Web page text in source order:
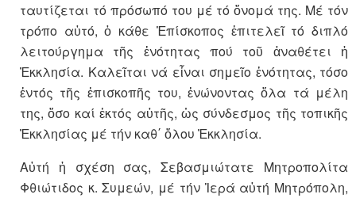
ταυτίζεται τό πρόσωπό του μέ τό ὄνομά της. Μέ τόν
τρόπο αὐτό, ὁ κάθε Ἐπίσκοπος ἐπιτελεῖ τό διπλό
λειτούργημα τῆς ἑνότητας πού τοῦ ἀναθέτει ἡ
Ἐκκλησία. Καλεῖται νά εἶναι σημεῖο ἑνότητας, τόσο
ἐντός τῆς ἐπισκοπῆς του, ἑνώνοντας ὅλα τά μέλη
της, ὅσο καί ἐκτός αὐτῆς, ὡς σύνδεσμος τῆς τοπικῆς
Ἐκκλησίας μέ τήν καθ΄ ὅλου Ἐκκλησία.
Αὐτή ἡ σχέση σας, Σεβασμιώτατε Μητροπολίτα
Φθιώτιδος κ. Συμεών, μέ τήν Ἱερά αὐτή Μητρόπολη,